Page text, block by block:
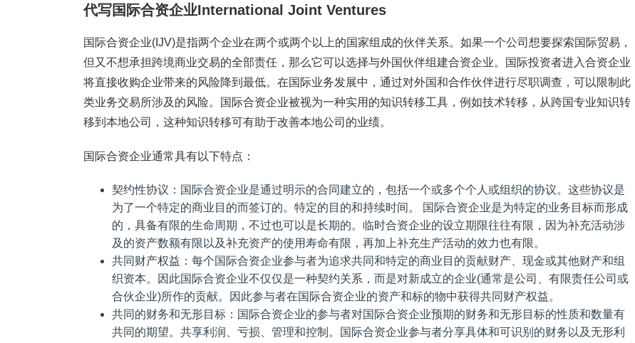
代写国际合资企业International Joint Ventures
国际合资企业(IJV)是指两个企业在两个或两个以上的国家组成的伙伴关系。如果一个公司想要探索国际贸易，
但又不想承担跨境商业交易的全部责任，那么它可以选择与外国伙伴组建合资企业。国际投资者进入合资企业
将直接收购企业带来的风险降到最低。在国际业务发展中，通过对外国和合作伙伴进行尽职调查，可以限制此
类业务交易所涉及的风险。国际合资企业被视为一种实用的知识转移工具，例如技术转移，从跨国专业知识转
移到本地公司，这种知识转移可有助于改善本地公司的业绩。
国际合资企业通常具有以下特点：
契约性协议：国际合资企业是通过明示的合同建立的，包括一个或多个个人或组织的协议。这些协议是
为了一个特定的商业目的而签订的。特定的目的和持续时间。 国际合资企业是为特定的业务目标而形成
的，具备有限的生命周期，不过也可以是长期的。临时合资企业的设立期限往往有限，因为补充活动涉
及的资产数额有限以及补充资产的使用寿命有限，再加上补充生产活动的效力也有限。
共同财产权益：每个国际合资企业参与者为追求共同和特定的商业目的贡献财产、现金或其他财产和组
织资本。因此国际合资企业不仅仅是一种契约关系，而是对新成立的企业(通常是公司、有限责任公司或
合伙企业)所作的贡献。因此参与者在国际合资企业的资产和标的物中获得共同财产权益。
共同的财务和无形目标：国际合资企业的参与者对国际合资企业预期的财务和无形目标的性质和数量有
共同的期望。共享利润、亏损、管理和控制。国际合资企业参与者分享具体和可识别的财务以及无形利